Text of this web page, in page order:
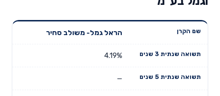
שנים
תשואה
הראל גמל- משולב סחיר
4.19%
—